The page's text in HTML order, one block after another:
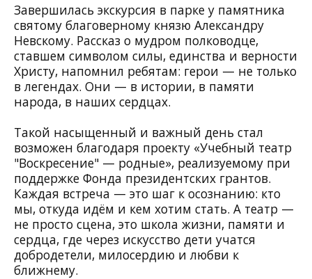
Завершилась экскурсия в парке у памятника
святому благоверному князю Александру
Невскому. Рассказ о мудром полководце,
ставшем символом силы, единства и верности
Христу, напомнил ребятам: герои — не только
в легендах. Они — в истории, в памяти
народа, в наших сердцах.
Такой насыщенный и важный день стал
возможен благодаря проекту «Учебный театр
"Воскресение" — родные», реализуемому при
поддержке Фонда президентских грантов.
Каждая встреча — это шаг к осознанию: кто
мы, откуда идём и кем хотим стать. А театр —
не просто сцена, это школа жизни, памяти и
сердца, где через искусство дети учатся
добродетели, милосердию и любви к
ближнему.